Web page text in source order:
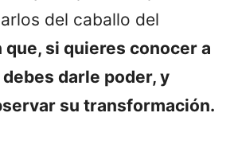
del caballo del
que, si quieres conocer a
darle poder, y
su transformación.